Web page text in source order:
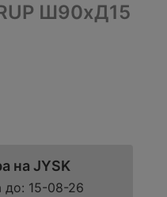
Ш90xД15
на JYSK
до: 15-08-26